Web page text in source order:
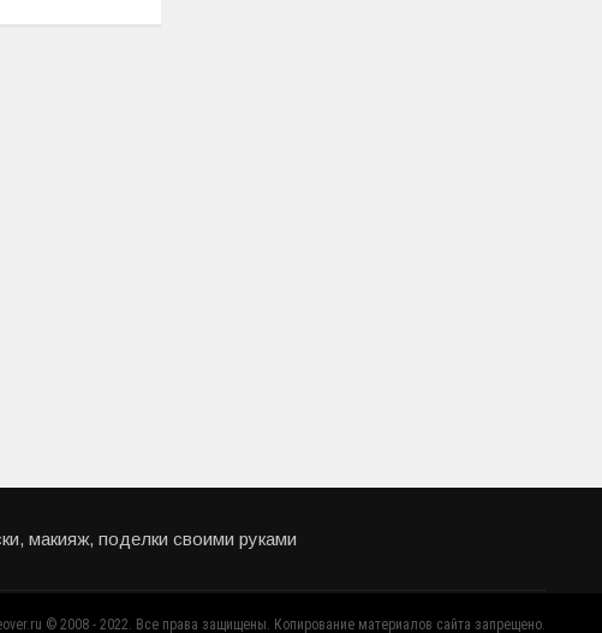
макияж, поделки своими руками
© 2008 - 2022. Все права защищены. Копирование материалов сайта запрещено.